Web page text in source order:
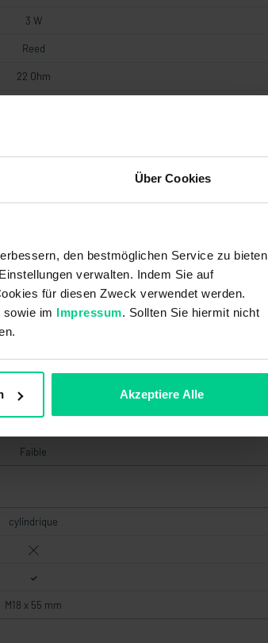
Über Cookies
den bestmöglichen Service zu bieten
verwalten. Indem Sie auf
für diesen Zweck verwendet werden.
sowie im Impressum. Sollten Sie hiermit nicht
Akzeptiere Alle
3 W
Reed
22 Ohm
19,2 V DC
28,8 V DC
20000000
Faible
cylindrique
M18 x 55 mm